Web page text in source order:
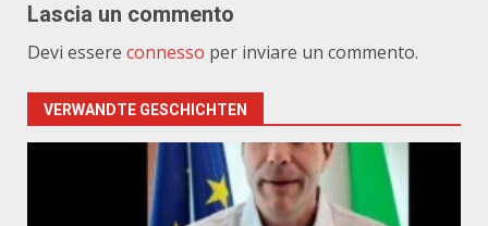
Lascia un commento
Devi essere connesso per inviare un commento.
VERWANDTE GESCHICHTEN